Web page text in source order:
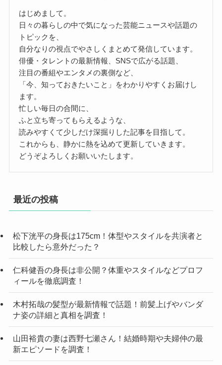
はじめまして。
日々の暮らしの中で気になった芸能ニュースや話題の
トピックを、
自分なりの視点でやさしくまとめて発信しています。
俳優・タレントの最新情報、SNSで広がる話題、
注目の番組やエンタメの裏側など、
「今、知っておきたいこと」をわかりやすくお届けし
ます。
忙しい毎日の合間に、
ふと立ち寄ってもらえるような、
読みやすくて少しだけ深掘りした記事を目指して。
これからも、静かに熱を込めて更新していきます。
どうぞよろしくお願いいたします。
最近の投稿
松下洸平の身長は175cm！体型やスタイルを共演者と
比較したら意外だった？
仁科健吾の身長は非公開？体重やスタイルなどプロフ
ィールを徹底調査！
木村拓哉の髪型が最新情報で話題！前髪上げやバンダ
ナ姿の詳細と真相を調査！
山田裕貴の妻は西野七瀬さん！結婚時期や夫婦仲の最
新エピソードを調査！